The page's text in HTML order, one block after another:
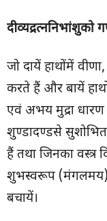
दीव्यद्रत्ननिभांशुको
जो दायें हाथोंमें
करते हैं और बायें
एवं अभय मुद्रा
शुण्डादण्डसे
हैं तथा जिनका वस्त्र
शुभस्वरूप (मंगलमय)
बचायें।